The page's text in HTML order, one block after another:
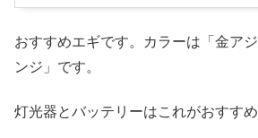
おすすめエギです。カラーは「金ア
ンジ」です。
灯光器とバッテリーはこれがおすすめ